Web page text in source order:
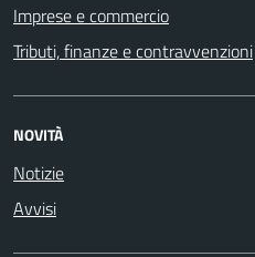
Imprese e commercio
Tributi, finanze e contravvenzioni
NOVITÀ
Notizie
Avvisi